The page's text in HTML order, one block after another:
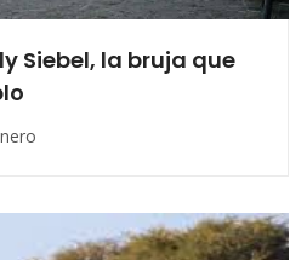
Siebel, la bruja que